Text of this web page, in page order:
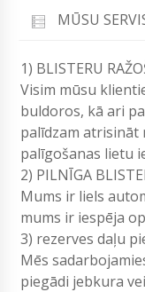
MŪSU
1) BLISTERU
Visim mūsu
buldoros, kā ari
palīdzam atrisināt
palīgošanas lietu
2) PILNĪGA
Mums ir liels
mums ir iespēja
3) rezerves daļu
Mēs
piegādi jebkura